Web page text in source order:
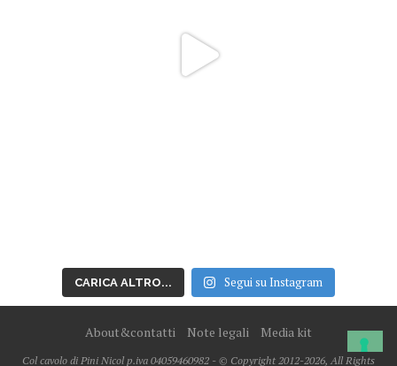
CARICA ALTRO... Segui su Instagram
About&contatti Note legali Media kit
Col cavolo di Pini Nicol p.iva 04059460982 - © Copyright 2012-2026, All Rights